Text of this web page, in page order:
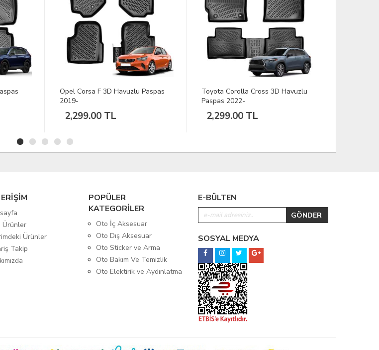
Opel Corsa F 3D Havuzlu Paspas
2019-
2,299.00 TL
Toyota Corolla Cross 3D Havuzlu
Paspas 2022-
2,299.00 TL
Ürünler
Ürünler
Takip
POPÜLER
KATEGORİLER
Oto İç Aksesuar
Oto Dış Aksesuar
Oto Sticker ve Arma
Oto Bakım Ve Temizlik
Oto Elektirik ve Aydınlatma
E-BÜLTEN
SOSYAL MEDYA